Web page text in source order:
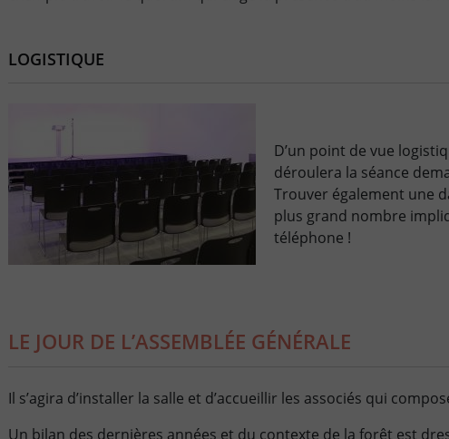
LOGISTIQUE
D’un point de vue
déroulera la séance
Trouver également une
plus grand nombre
téléphone !
LE JOUR DE L’ASSEMBLÉE GÉNÉRALE
Il s’agira d’installer la salle et d’accueillir les associés qui
Un bilan des dernières années et du contexte de la forêt est